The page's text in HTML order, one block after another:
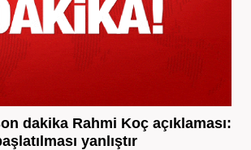
dakika Rahmi Koç açıklaması:
yanlıştır